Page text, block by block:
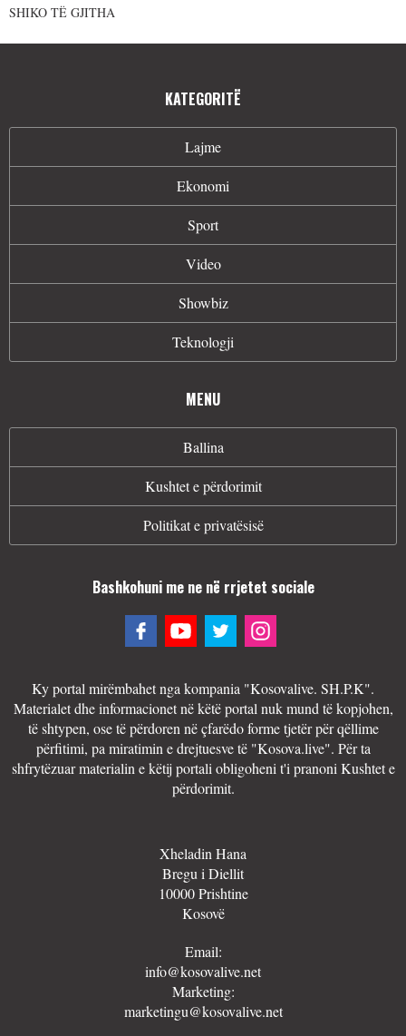
SHIKO TË GJITHA
KATEGORITË
Lajme
Ekonomi
Sport
Video
Showbiz
Teknologji
MENU
Ballina
Kushtet e përdorimit
Politikat e privatësisë
Bashkohuni me ne në rrjetet sociale
Ky portal mirëmbahet nga kompania "Kosovalive. SH.P.K".
Materialet dhe informacionet në këtë portal nuk mund të kopjohen,
të shtypen, ose të përdoren në çfarëdo forme tjetër për qëllime
përfitimi, pa miratimin e drejtuesve të "Kosova.live". Për ta
shfrytëzuar materialin e këtij portali obligoheni t'i pranoni Kushtet e
përdorimit.
Xheladin Hana
Bregu i Diellit
10000 Prishtine
Kosovë
Email:
info@kosovalive.net
Marketing:
marketingu@kosovalive.net